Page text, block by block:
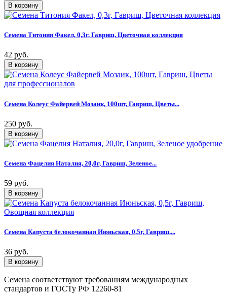
Семена Титония Факел, 0,3г, Гавриш, Цветочная коллекция
42 руб.
Семена Колеус Файервей Мозаик, 100шт, Гавриш, Цветы...
250 руб.
Семена Фацелия Наталия, 20,0г, Гавриш, Зеленое...
59 руб.
Семена Капуста белокочанная Июньская, 0,5г, Гавриш,...
36 руб.
Семена соответствуют требованиям международных
стандартов и ГОСТу РФ 12260-81